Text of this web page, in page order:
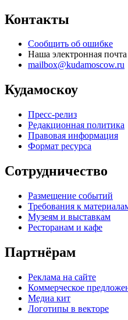
Контакты
Сообщить об ошибке
Наша электронная почта
mailbox@kudamoscow.ru
Кудамоскоу
Пресс-релиз
Редакционная политика
Правовая информация
Формат ресурса
Сотрудничество
Размещение событий
Требования к
Музеям и выставкам
Ресторанам и кафе
Партнёрам
Реклама на сайте
Коммерческое
Медиа кит
Логотипы в векторе